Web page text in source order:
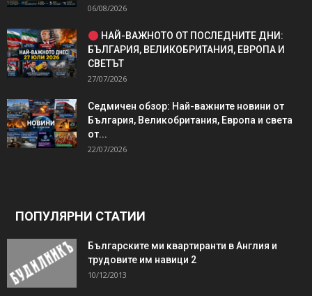
06/08/2026
НАЙ-ВАЖНОТО ОТ ПОСЛЕДНИТЕ ДНИ:
БЪЛГАРИЯ, ВЕЛИКОБРИТАНИЯ, ЕВРОПА И
СВЕТЪТ
27/07/2026
Седмичен обзор: Най-важните новини от
България, Великобритания, Европа и света
от...
22/07/2026
ПОПУЛЯРНИ СТАТИИ
Българските ми квартиранти в Англия и
трудовите им навици 2
10/12/2013